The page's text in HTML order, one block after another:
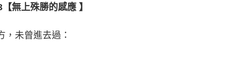
無上殊勝的感應 】
未曾進去過：